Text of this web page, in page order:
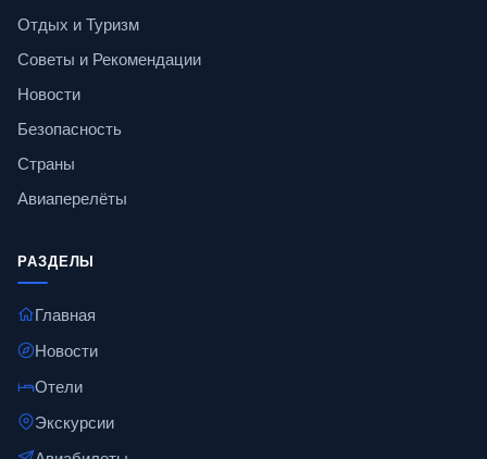
Отдых и Туризм
Советы и Рекомендации
Новости
Безопасность
Страны
Авиаперелёты
РАЗДЕЛЫ
Главная
Новости
Отели
Экскурсии